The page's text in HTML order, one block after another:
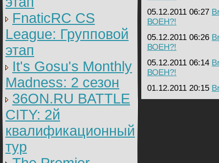
FnaticRC CS
League: Групповой
этап
It's Gosu's Monthly
Madness: 2 сезон
36ON.RU BATTLE
CITY: 2й
квалификационный
тур
05.12.2011 06:27
ВОЕН?!
05.12.2011 06:26
ВОЕН?!
05.12.2011 06:14
ВОЕН?!
01.12.2011 20:15